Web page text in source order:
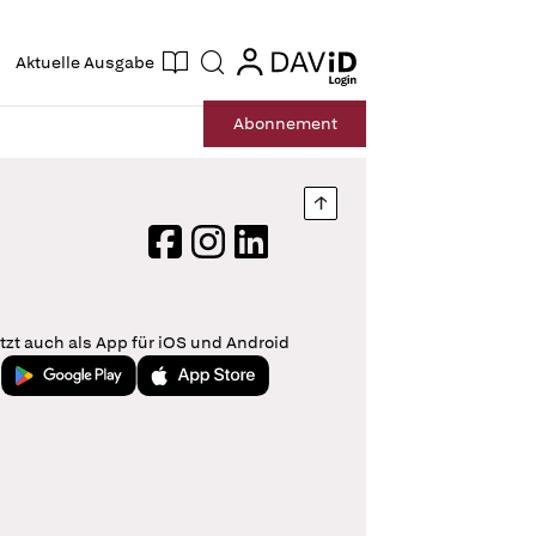
Aktuelle Ausgabe Suche login
login
Abonnement
Nach oben springen
FacebookInstagram
LinkedIn
auch als App für iOS und Android
Jetzt bei Google PlayLaden im App Store